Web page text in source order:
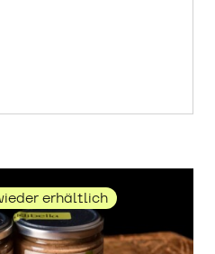
erhältlich